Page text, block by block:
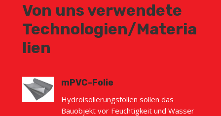
Von uns verwendete
Technologien/Materia
lien
mPVC-Folie
Hydroisolierungsfolien sollen das
Bauobjekt vor Feuchtigkeit und Wasser